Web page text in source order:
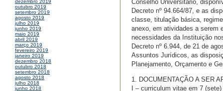
dezembro 2019
outubro 2019
setembro 2019
agosto 2019
julho 2019
junho 2019
maio 2019
abril 2019
março 2019
fevereiro 2019
janeiro 2019
dezembro 2018
outubro 2018
setembro 2018
agosto 2018
julho 2018
junho 2018
Conselho Universitário,
Decreto nº 94.664/87, e as
classe, titulação básica,
anexo, em atividades a serem
necessidades da Instituição
Decreto nº 6.944, de 21 de
Assuntos Jurídicos, as
Planejamento, Orçamento e
1. DOCUMENTAÇÃO A SER
I – curriculum vitae em 7